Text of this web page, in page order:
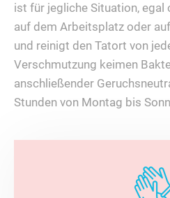
ist für jegliche Situation, egal
auf dem Arbeitsplatz oder
und reinigt den Tatort von
Verschmutzung keimen
anschließender
Stunden von Montag bis